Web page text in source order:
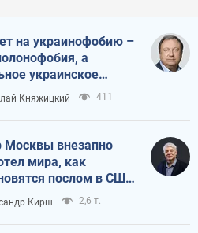
на украинофобию –
а
украинское
Княжицкий 411
Москвы внезапно
мира, как
послом в США
украинские топ-
Кирш 2,6 т.